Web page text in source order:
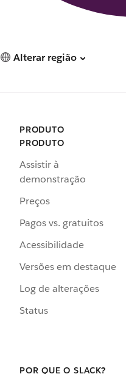
Alterar região
PRODUTO
PRODUTO
Assistir à
demonstração
Preços
Pagos vs. gratuitos
Acessibilidade
Versões em destaque
Log de alterações
Status
POR QUE O SLACK?